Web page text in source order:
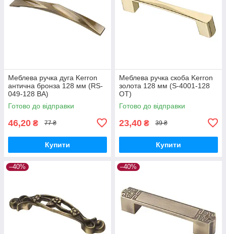
Меблева ручка дуга Kerron
антична бронза 128 мм (RS-
049-128 BA)
Готово до відправки
46,20 ₴ 77 ₴
Купити
Меблева ручка скоба Kerron
золота 128 мм (S-4001-128
OT)
Готово до відправки
23,40 ₴ 39 ₴
Купити
–40% –40%